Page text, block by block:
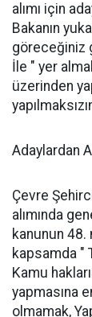
alımı için
Bakanın
göreceğiniz
İle " yer
üzerinden
Adaylardan
Çevre
alımında
kanunun
kapsamda "
Kamu
yapmasına
olmamak,